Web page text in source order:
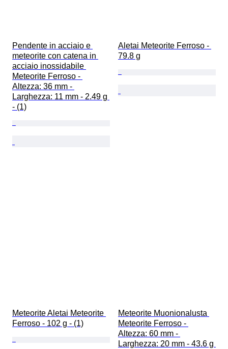
Pendente in acciaio e
meteorite con catena in
acciaio inossidabile
Meteorite Ferroso -
Altezza: 36 mm -
Larghezza: 11 mm - 2.49 g
- (1)
Aletai Meteorite Ferroso -
79.8 g
Meteorite Aletai Meteorite
Ferroso - 102 g - (1)
Meteorite Muonionalusta
Meteorite Ferroso -
Altezza: 60 mm -
Larghezza: 20 mm - 43.6 g